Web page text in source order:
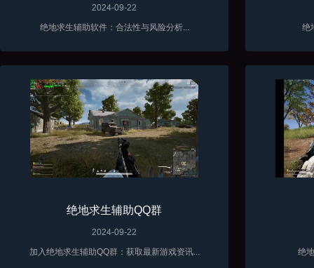
2024-09-22
绝地求生辅助软件：合法性与风险分析...
绝
绝地求生辅助QQ群
2024-09-22
加入绝地求生辅助QQ群：获取最新游戏资讯...
绝